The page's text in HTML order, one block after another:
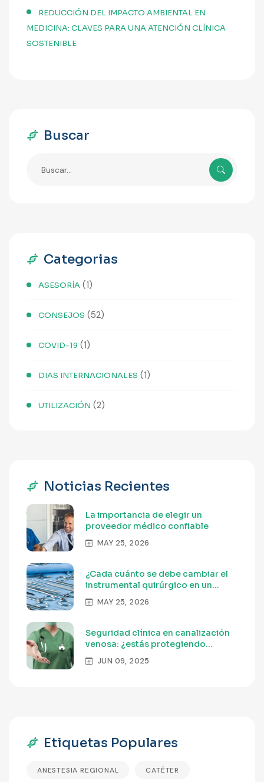
REDUCCIÓN DEL IMPACTO AMBIENTAL EN
MEDICINA: CLAVES PARA UNA ATENCIÓN CLÍNICA
SOSTENIBLE
Buscar
Categorias
ASESORÍA (1)
CONSEJOS (52)
COVID-19 (1)
DIAS INTERNACIONALES (1)
UTILIZACIÓN (2)
Noticias Recientes
La importancia de elegir un
proveedor médico confiable
MAY 25, 2026
¿Cada cuánto se debe cambiar el
instrumental quirúrgico en un
hospital?
MAY 25, 2026
Seguridad clínica en canalización
venosa: ¿estás protegiendo
realmente a tu equipo?
JUN 09, 2025
Etiquetas Populares
ANESTESIA REGIONAL CATÉTER